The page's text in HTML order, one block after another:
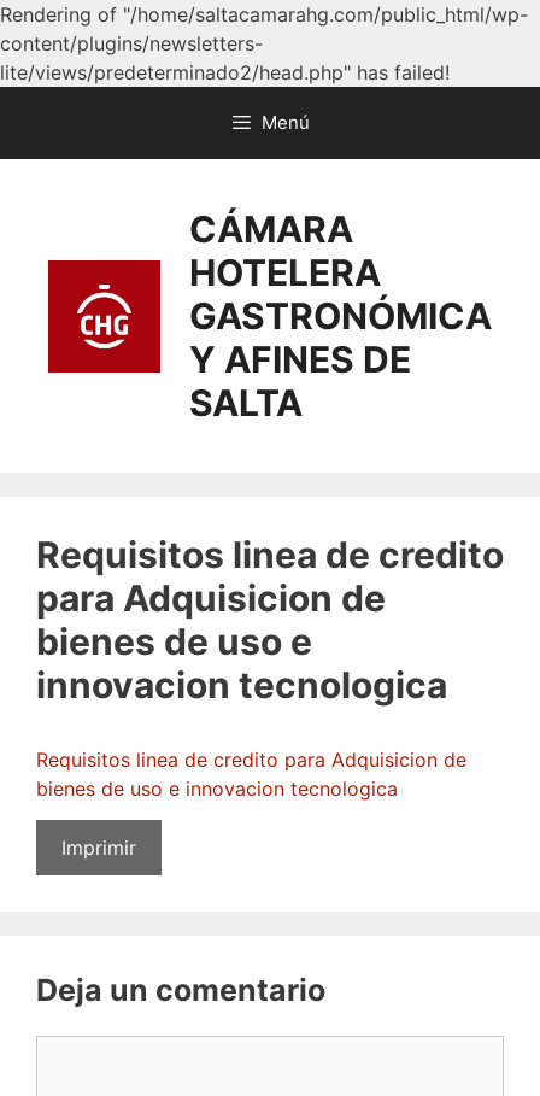
Rendering of "/home/saltacamarahg.com/public_html/wp-
content/plugins/newsletters-
lite/views/predeterminado2/head.php" has failed!
Menú
CÁMARA
HOTELERA
GASTRONÓMICA
Y AFINES DE
SALTA
Requisitos linea de credito
para Adquisicion de
bienes de uso e
innovacion tecnologica
Requisitos linea de credito para Adquisicion de
bienes de uso e innovacion tecnologica
Imprimir
Deja un comentario